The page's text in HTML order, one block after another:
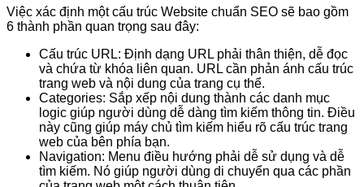
Việc xác định một cấu trúc Website chuẩn SEO sẽ bao gồm
6 thành phần quan trọng sau đây:
Cấu trúc URL: Định dạng URL phải thân thiện, dễ đọc
và chứa từ khóa liên quan. URL cần phản ánh cấu trúc
trang web và nội dung của trang cụ thể.
Categories: Sắp xếp nội dung thành các danh mục
logic giúp người dùng dễ dàng tìm kiếm thông tin. Điều
này cũng giúp máy chủ tìm kiếm hiểu rõ cấu trúc trang
web của bên phía bạn.
Navigation: Menu điều hướng phải dễ sử dụng và dễ
tìm kiếm. Nó giúp người dùng di chuyển qua các phần